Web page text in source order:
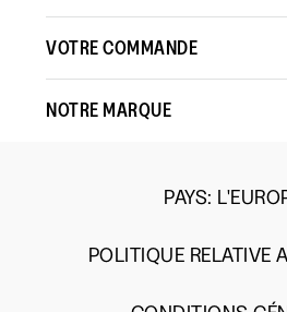
VOTRE COMMANDE
NOTRE MARQUE
PAYS:
POLITIQUE RELATIVE